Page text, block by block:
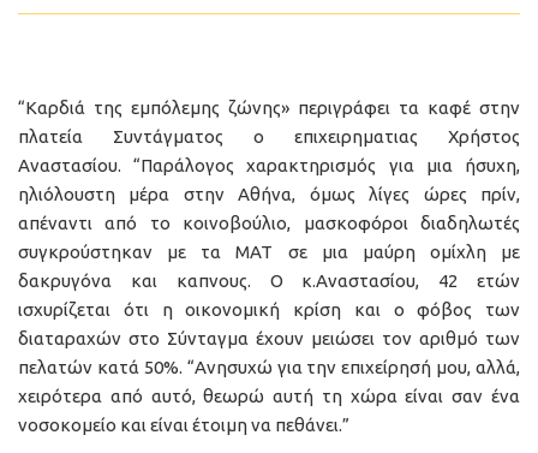
“Καρδιά της εμπόλεμης ζώνης» περιγράφει τα καφέ στην
πλατεία Συντάγματος ο επιχειρηματιας Χρήστος
Αναστασίου. “Παράλογος χαρακτηρισμός για μια ήσυχη,
ηλιόλουστη μέρα στην Αθήνα, όμως λίγες ώρες πρίν,
απέναντι από το κοινοβούλιο, μασκοφόροι διαδηλωτές
συγκρούστηκαν με τα ΜΑΤ σε μια μαύρη ομίχλη με
δακρυγόνα και καπνους. Ο κ.Αναστασίου, 42 ετών
ισχυρίζεται ότι η οικονομική κρίση και ο φόβος των
διαταραχών στο Σύνταγμα έχουν μειώσει τον αριθμό των
πελατών κατά 50%. “Ανησυχώ για την επιχείρησή μου, αλλά,
χειρότερα από αυτό, θεωρώ αυτή τη χώρα είναι σαν ένα
νοσοκομείο και είναι έτοιμη να πεθάνει.”